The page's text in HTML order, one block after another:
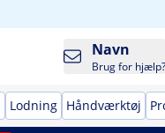
Navn
Brug for
Lodning Håndværktøj